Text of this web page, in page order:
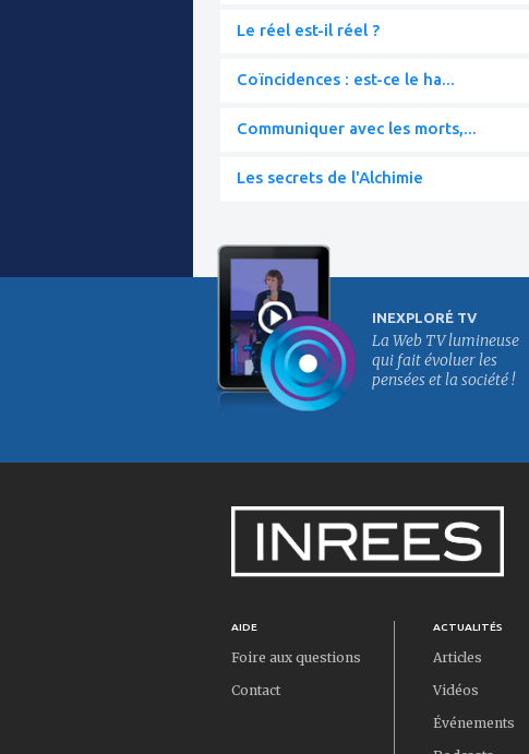
Le réel est-il réel ?
Coïncidences : est-ce le ha...
Communiquer avec les morts,...
Les secrets de l'Alchimie
INEXPLORÉ TV
La Web TV lumineuse
qui fait évoluer les
pensées et la société !
AIDE
Foire aux questions
Contact
ACTUALITÉS
Articles
Vidéos
Événements